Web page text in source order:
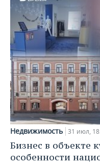
Недвижимость 31 июл,
Бизнес в объекте
особенности